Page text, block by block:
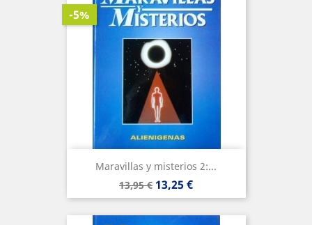
Maravillas y misterios 2:...
Precio
base
13,95 €
-5%
Precio
13,25 €